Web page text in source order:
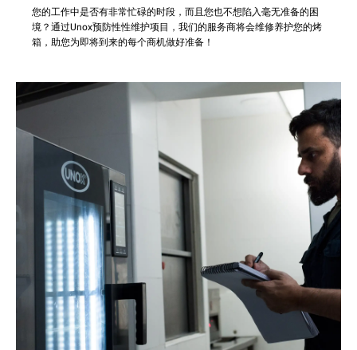
您的工作中是否有非常忙碌的时段，而且您也不想陷入毫无准备的困
境？通过Unox预防性性维护项目，我们的服务商将会维修养护您的烤
箱，助您为即将到来的每个商机做好准备！